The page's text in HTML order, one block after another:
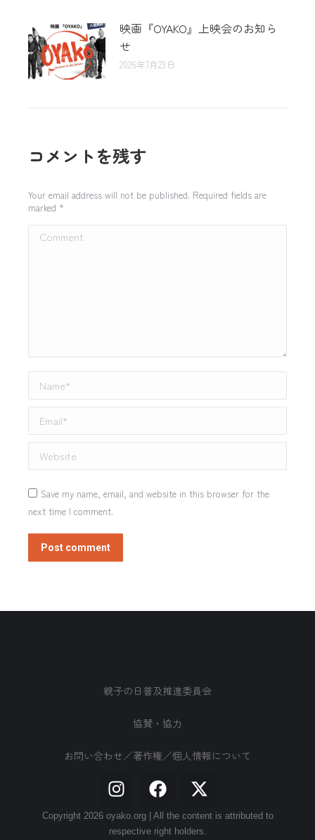
映画『OYAKO』上映会のお知ら
せ
2026年7月23日
コメントを残す
Your email address will not be published. Required fields are
marked *
Comment
Name *
Email *
Website
Save my name, email, and website in this browser for the
next time I comment.
Post comment
親子の日普及推進委員会
協賛・協力
お問い合わせ／著作権／個人情報について
Copyright 2026 oyako.org | All the content is attributed to
respective right holders.